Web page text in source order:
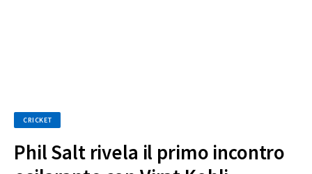
CRICKET
Phil Salt rivela il primo incontro